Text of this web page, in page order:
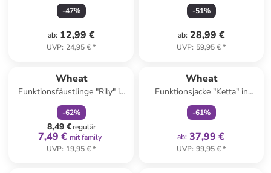
-47%
ab: 12,99 €
UVP: 24,95 €*
-51%
ab: 28,99 €
UVP: 59,95 €*
Wheat
Funktionsfäustlinge "Rily" in
Rot
-62%
8,49 €regulär
7,49 € mit family
UVP: 19,95 €*
Wheat
Funktionsjacke "Ketta" in
Orange
-61%
ab: 37,99 €
UVP: 99,95 €*